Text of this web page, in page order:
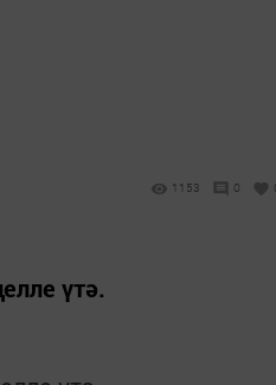
1153 0
үтә.